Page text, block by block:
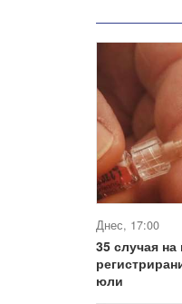
Днес, 17:00
35 случая
юли